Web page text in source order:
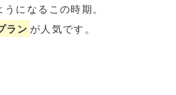
になるこの時期。
ラン が人気です。